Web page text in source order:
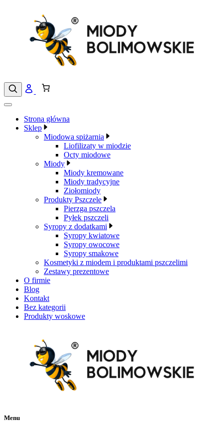
Strona główna
Sklep
Miodowa spiżarnia
Liofilizaty w miodzie
Octy miodowe
Miody
Miody kremowane
Miody tradycyjne
Ziołomiody
Produkty Pszczele
Pierzga pszczela
Pyłek pszczeli
Syropy z dodatkami
Syropy kwiatowe
Syropy owocowe
Syropy smakowe
Kosmetyki z miodem i produktami pszczelimi
Zestawy prezentowe
O firmie
Blog
Kontakt
Bez kategorii
Produkty woskowe
Menu